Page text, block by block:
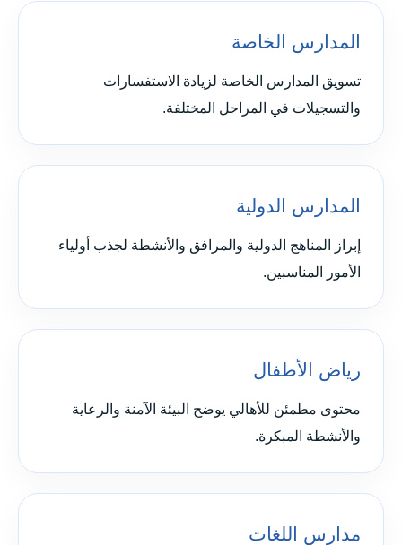
المدارس الخاصة
تسويق المدارس الخاصة لزيادة الاستفسارات
والتسجيلات في المراحل المختلفة.
المدارس الدولية
إبراز المناهج الدولية والمرافق والأنشطة لجذب أولياء
الأمور المناسبين.
رياض الأطفال
محتوى مطمئن للأهالي يوضح البيئة الآمنة والرعاية
والأنشطة المبكرة.
مدارس اللغات